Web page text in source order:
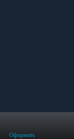
Оформить